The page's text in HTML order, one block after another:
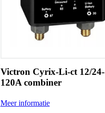
Victron Cyrix-Li-ct 12/24-
120A combiner
Meer informatie